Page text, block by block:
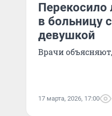
Перекосило
в больницу
девушкой
Врачи
17 марта, 2026, 17:00